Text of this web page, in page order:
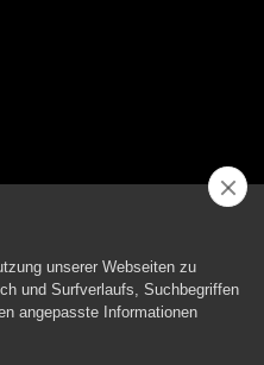
REA: FI496272 - Share capital: €
unserer Webseiten zu
und Surfverlaufs, Suchbegriffen
angepasste Informationen